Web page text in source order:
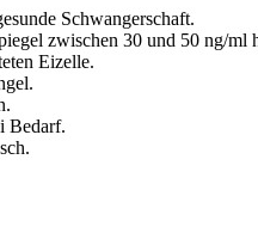
Schwangerschaft.
zwischen 30 und 50 ng/ml
Eizelle.
Bedarf.